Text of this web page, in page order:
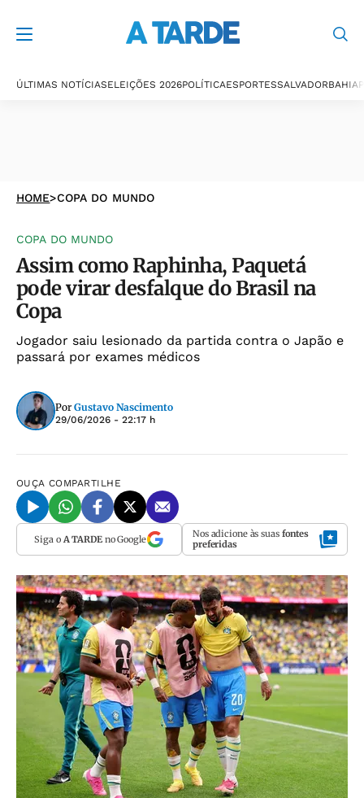
ÚLTIMAS NOTÍCIASELEIÇÕES 2026POLÍTICAESPORTESSALVADORBAHIA
HOME>COPA DO MUNDO
COPA DO MUNDO
Assim como Raphinha, Paquetá
pode virar desfalque do Brasil na
Copa
Jogador saiu lesionado da partida contra o Japão e
passará por exames médicos
Por Gustavo Nascimento
29/06/2026 - 22:17 h
OUÇA COMPARTILHE
Siga o A TARDEno Google Nos adicione às suas fontes
preferidas